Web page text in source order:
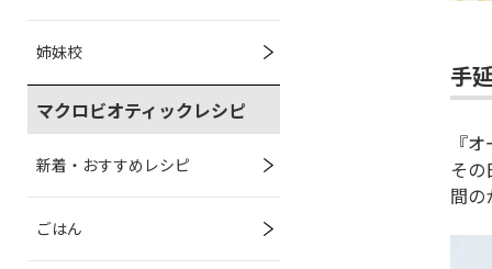
姉妹校
マクロビオティックレシピ
新着・おすすめレシピ
ごはん
手
『
そ
間の